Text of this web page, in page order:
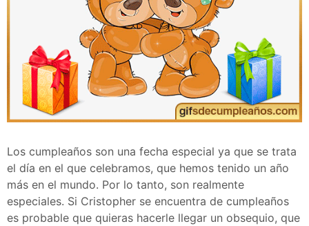
Los cumpleaños son una fecha especial ya que se trata
el día en el que celebramos, que hemos tenido un año
más en el mundo. Por lo tanto, son realmente
especiales. Si Cristopher se encuentra de cumpleaños
es probable que quieras hacerle llegar un obsequio, que